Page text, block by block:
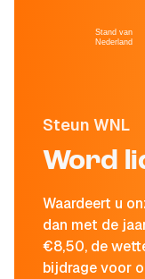
Steun WNL
Word
Waardeert u
dan met de
€8,50, de
bijdrage voor
Stand van
Nederland